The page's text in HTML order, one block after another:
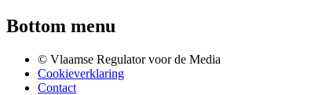
Bottom menu
© Vlaamse Regulator voor de Media
Cookieverklaring
Contact